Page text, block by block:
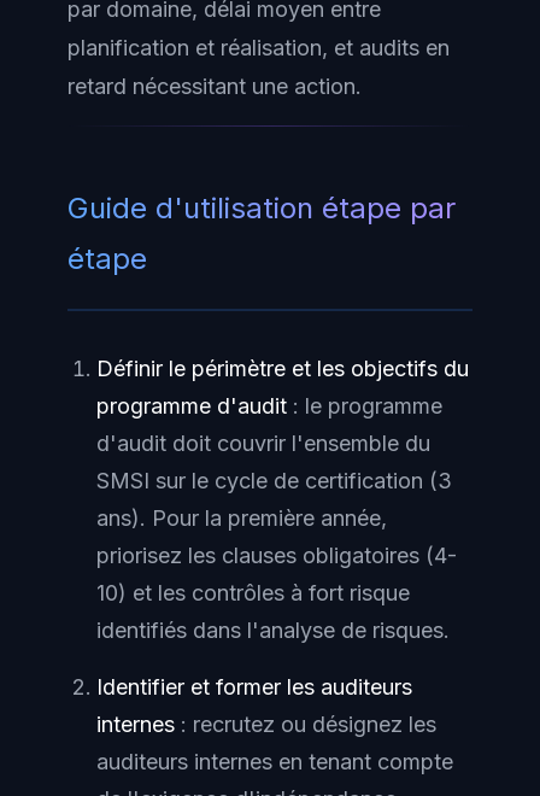
par domaine, délai moyen entre
planification et réalisation, et audits en
retard nécessitant une action.
Guide d'utilisation étape par
étape
Définir le périmètre et les objectifs du
programme d'audit : le programme
d'audit doit couvrir l'ensemble du
SMSI sur le cycle de certification (3
ans). Pour la première année,
priorisez les clauses obligatoires (4-
10) et les contrôles à fort risque
identifiés dans l'analyse de risques.
Identifier et former les auditeurs
internes : recrutez ou désignez les
auditeurs internes en tenant compte